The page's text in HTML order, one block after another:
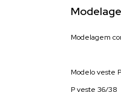
Modelagem
Modelo veste P
P veste 36/38